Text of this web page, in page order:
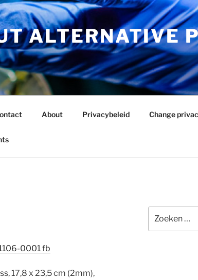
ALTERNATIVE
About Privacybeleid Change
17,8 x 23,5 cm (2mm),
naar: